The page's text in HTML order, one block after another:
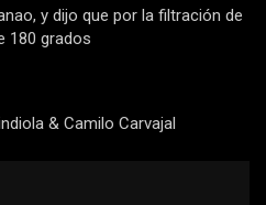
y dijo que por la filtración de
180 grados
& Camilo Carvajal